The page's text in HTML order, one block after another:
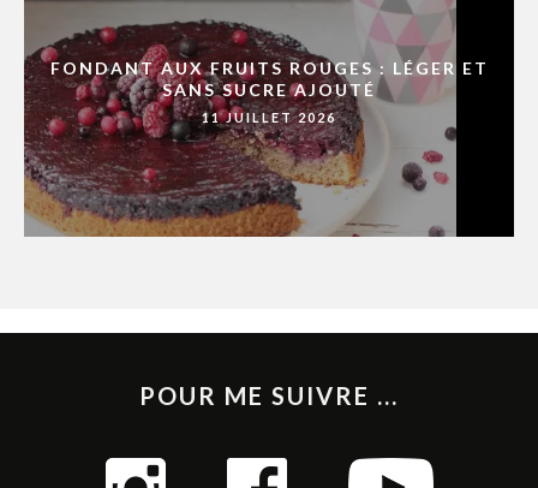
FONDANT AUX FRUITS ROUGES : LÉGER ET
SANS SUCRE AJOUTÉ
11 JUILLET 2026
POUR ME SUIVRE ...